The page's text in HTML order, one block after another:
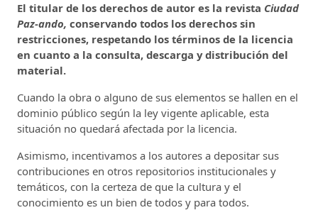
El titular de los derechos de autor es la revista Ciudad
Paz-ando, conservando todos los derechos sin
restricciones, respetando los términos de la licencia
en cuanto a la consulta, descarga y distribución del
material.
Cuando la obra o alguno de sus elementos se hallen en el
dominio público según la ley vigente aplicable, esta
situación no quedará afectada por la licencia.
Asimismo, incentivamos a los autores a depositar sus
contribuciones en otros repositorios institucionales y
temáticos, con la certeza de que la cultura y el
conocimiento es un bien de todos y para todos.